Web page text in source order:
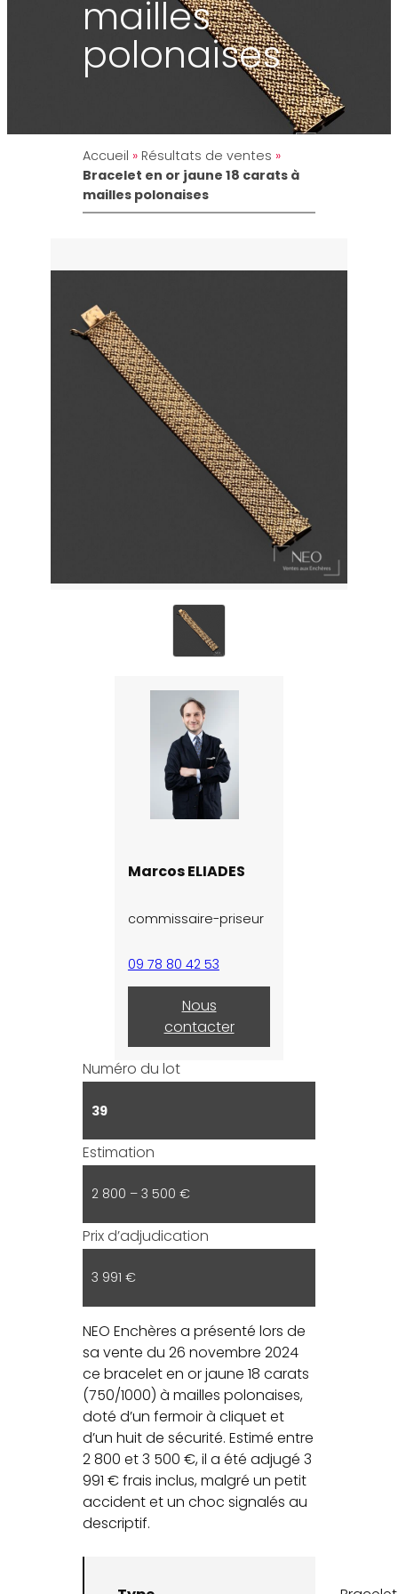
mailles
polonaises
Accueil » Résultats de ventes »
Bracelet en or jaune 18 carats à
mailles polonaises
Marcos ELIADES
commissaire-priseur
09 78 80 42 53
Nous
contacter
Numéro du lot
39
Estimation
2 800 – 3 500 €
Prix d’adjudication
3 991 €
NEO Enchères a présenté lors de
sa vente du 26 novembre 2024
ce bracelet en or jaune 18 carats
(750/1000) à mailles polonaises,
doté d’un fermoir à cliquet et
d’un huit de sécurité. Estimé entre
2 800 et 3 500 €, il a été adjugé 3
991 € frais inclus, malgré un petit
accident et un choc signalés au
descriptif.